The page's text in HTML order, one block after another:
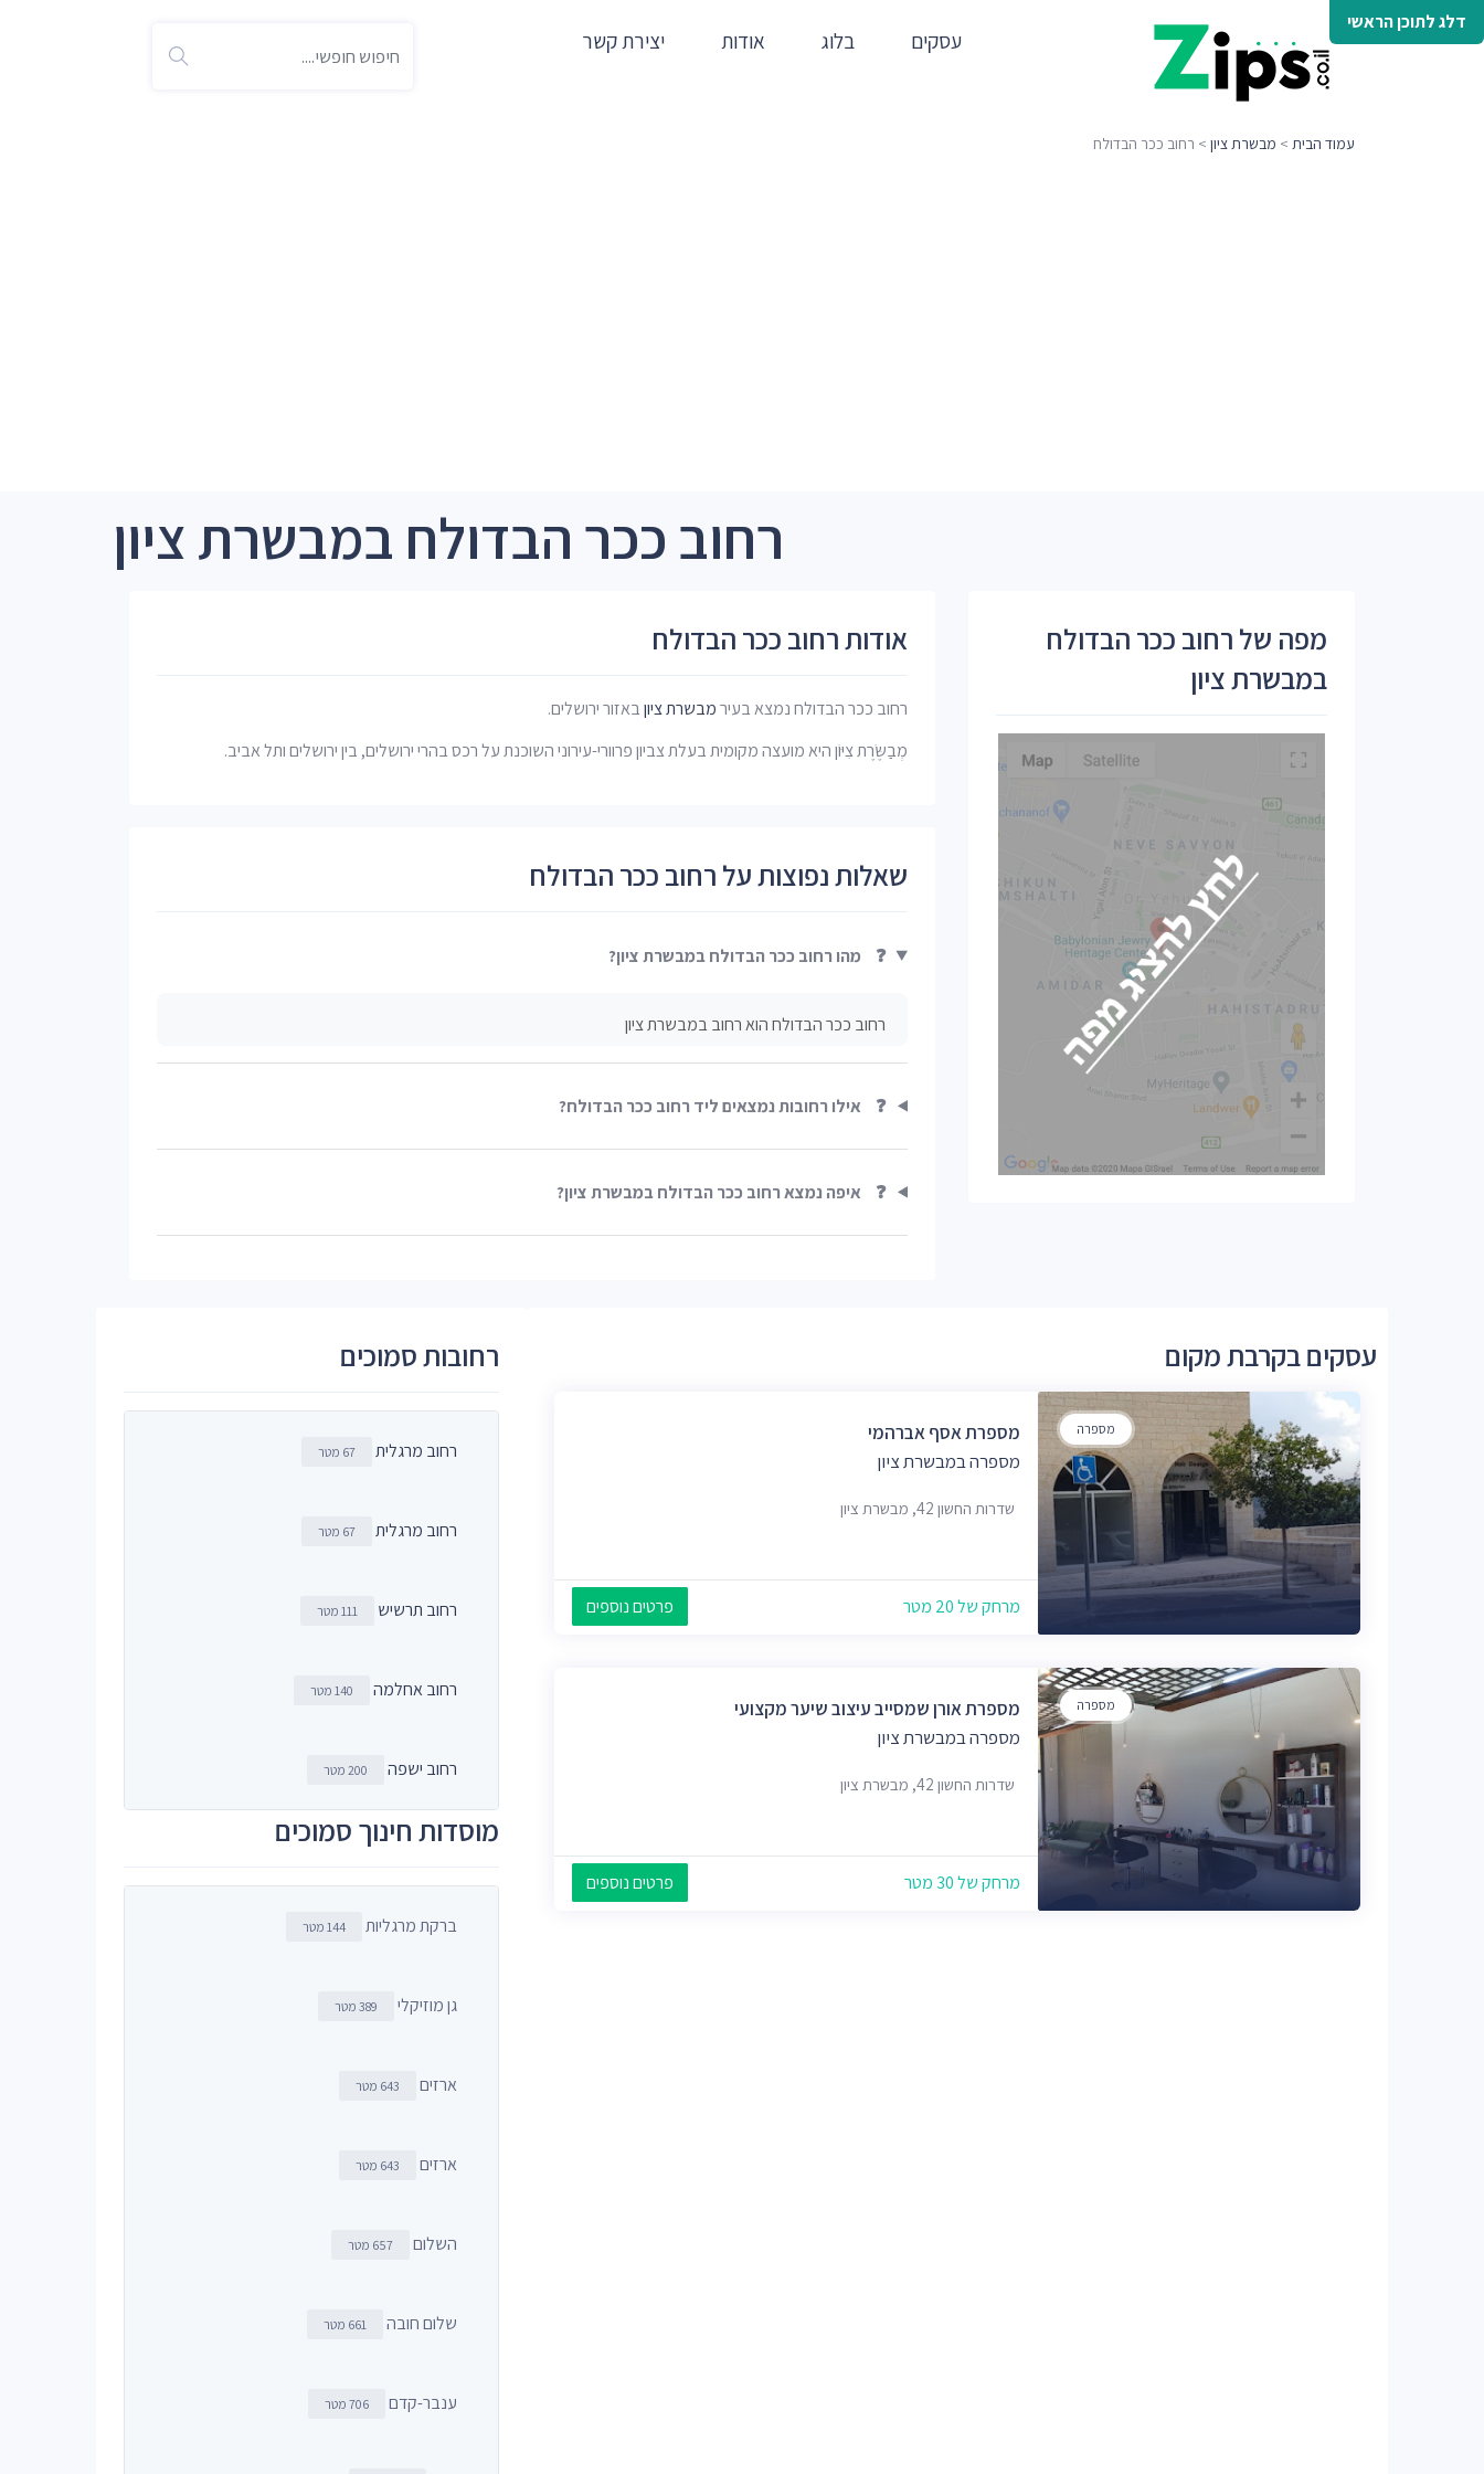
דלג לתוכן הראשי
עסקים בלוג אודות יצירת קשר
עמוד הבית > מבשרת ציון > רחוב ככר הבדולח
רחוב ככר הבדולח במבשרת ציון
אודות רחוב ככר הבדולח
רחוב ככר הבדולח נמצא בעירמבשרת ציוןבאזור ירושלים.
מְבַשֶּׂרֶת צִיּוֹן היא מועצה מקומית בעלת צביון פרוורי-עירוני השוכנת על רכס בהרי ירושלים, בין ירושלים ותל אביב.
שאלות נפוצות על רחוב ככר הבדולח
❓ מהו רחוב ככר הבדולח במבשרת ציון?
רחוב ככר הבדולח הוא רחוב במבשרת ציון
❓ אילו רחובות נמצאים ליד רחוב ככר הבדולח?
❓ איפה נמצא רחוב ככר הבדולח במבשרת ציון?
מפה של רחוב ככר הבדולח
במבשרת ציון
עסקים בקרבת מקום
מספרה
מספרת אסף אברהמי
מספרה במבשרת ציון
שדרות החשון 42, מבשרת ציון
מרחק של 20 מטר פרטים נוספים
מספרה
מספרת אורן שמסייב עיצוב שיער מקצועי
מספרה במבשרת ציון
שדרות החשון 42, מבשרת ציון
מרחק של 30 מטר פרטים נוספים
רחובות סמוכים
רחוב מרגלית 67 מטר
רחוב מרגלית 67 מטר
רחוב תרשיש 111 מטר
רחוב אחלמה 140 מטר
רחוב ישפה 200 מטר
מוסדות חינוך סמוכים
ברקת מרגליות 144 מטר
גן מוזיקלי 389 מטר
ארזים 643 מטר
ארזים 643 מטר
השלום 657 מטר
שלום חובה 661 מטר
ענבר-קדם 706 מטר